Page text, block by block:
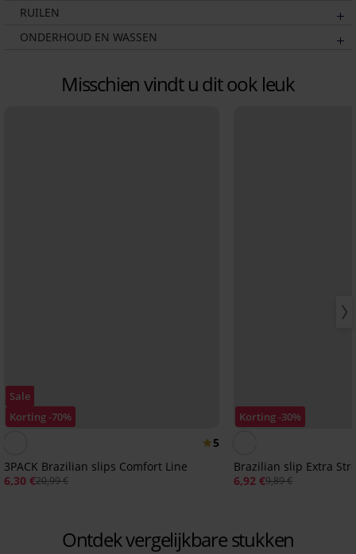
RUILEN
ONDERHOUD EN WASSEN
Misschien vindt u dit ook leuk
Sale
Korting -70%
5
3PACK Brazilian slips Comfort Line
6,30 €20,99 €
Korting -30%
Brazilian slip Extra
6,92 €9,89 €
Ontdek vergelijkbare stukken